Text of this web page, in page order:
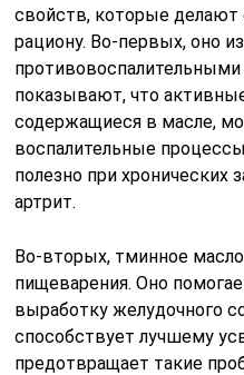
свойств, которые
рациону. Во-первых, оно
показывают, что
содержащиеся в масле,
воспалительные
полезно при хронических
артрит.
Во-вторых, тминное
пищеварения. Оно
выработку желудочного
способствует лучшему
предотвращает такие